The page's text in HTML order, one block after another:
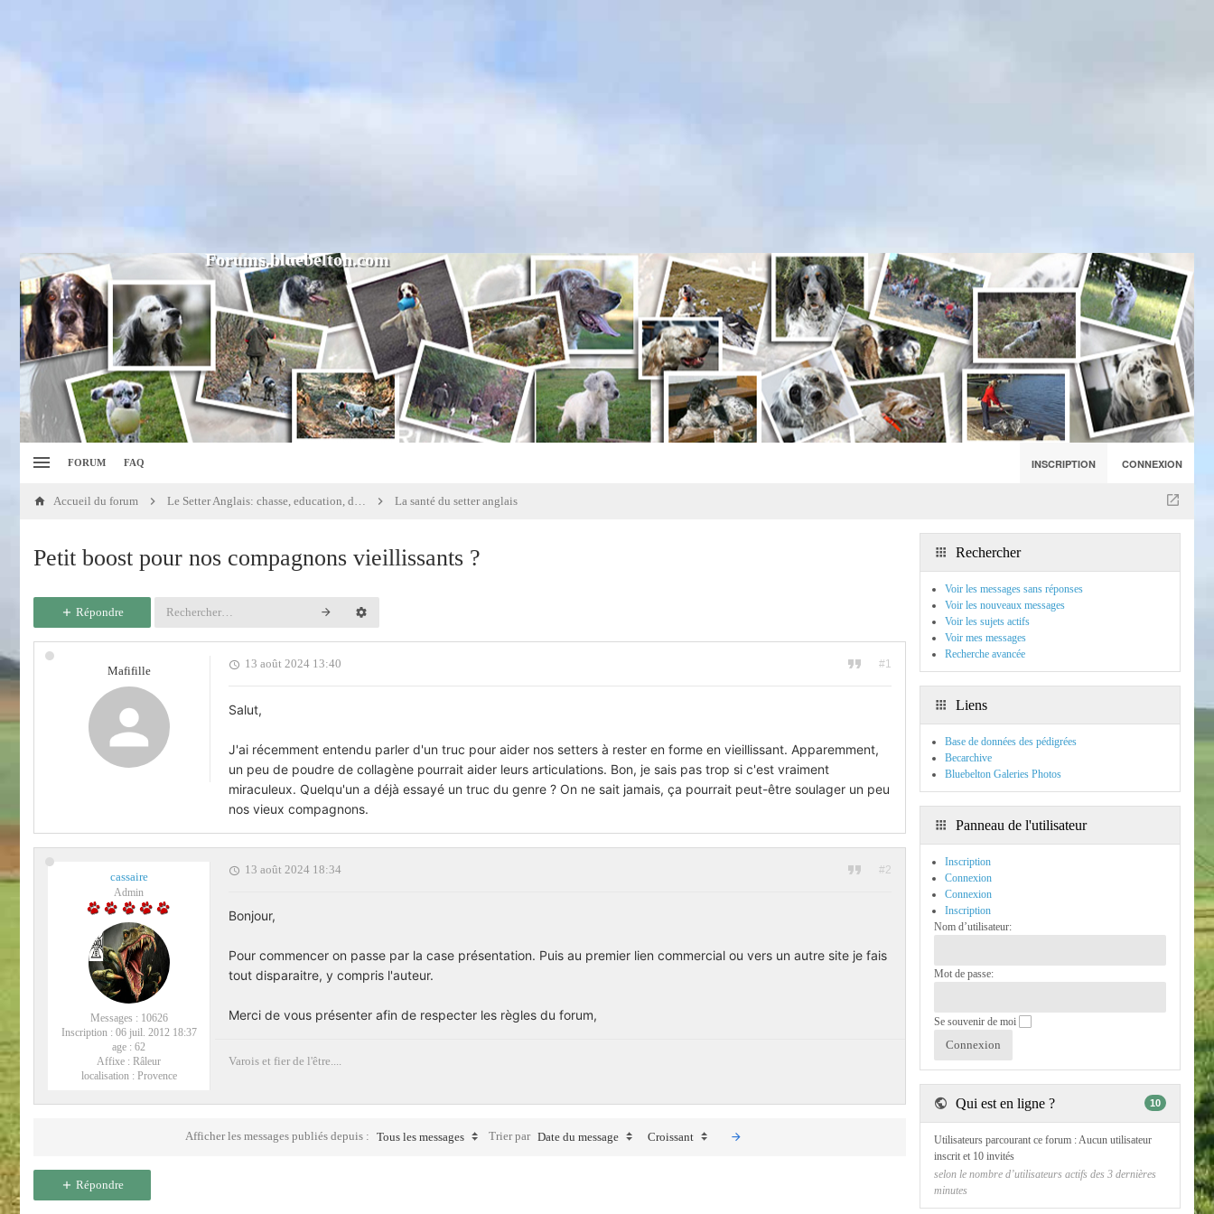
Forums.bluebelton.com
FORUM FAQ INSCRIPTION CONNEXION
Accueil du forum Le Setter Anglais: chasse, education, dressage La santé du setter anglais
Petit boost pour nos compagnons vieillissants ?
Répondre
Mafifille #1
13 août 2024 13:40
Salut,
J'ai récemment entendu parler d'un truc pour aider nos setters à rester en forme en vieillissant. Apparemment,
un peu de poudre de collagène pourrait aider leurs articulations. Bon, je sais pas trop si c'est vraiment
miraculeux. Quelqu'un a déjà essayé un truc du genre ? On ne sait jamais, ça pourrait peut-être soulager un peu
nos vieux compagnons.
cassaire
Admin
Messages : 10626
Inscription : 06 juil. 2012 18:37
age : 62
Affixe : Râleur
localisation : Provence
#2
13 août 2024 18:34
Bonjour,
Pour commencer on passe par la case présentation. Puis au premier lien commercial ou vers un autre site je fais
tout disparaitre, y compris l'auteur.
Merci de vous présenter afin de respecter les règles du forum,
Varois et fier de l'être....
Afficher les messages publiés depuis : Tous les messages Trier par Date du message Croissant
Répondre
Rechercher
Voir les messages sans réponses
Voir les nouveaux messages
Voir les sujets actifs
Voir mes messages
Recherche avancée
Liens
Base de données des pédigrées
Becarchive
Bluebelton Galeries Photos
Panneau de l'utilisateur
Inscription
Connexion
Connexion
Inscription
Nom d’utilisateur:
Mot de passe:
Se souvenir de moi
Qui est en ligne ? 10
Utilisateurs parcourant ce forum : Aucun utilisateur
inscrit et 10 invités
selon le nombre d’utilisateurs actifs des 3 dernières
minutes